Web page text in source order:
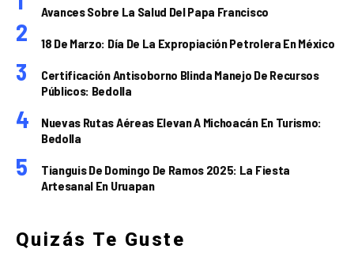
Avances Sobre La Salud Del Papa Francisco
18 De Marzo: Día De La Expropiación Petrolera En México
Certificación Antisoborno Blinda Manejo De Recursos
Públicos: Bedolla
Nuevas Rutas Aéreas Elevan A Michoacán En Turismo:
Bedolla
Tianguis De Domingo De Ramos 2025: La Fiesta
Artesanal En Uruapan
Quizás Te Guste